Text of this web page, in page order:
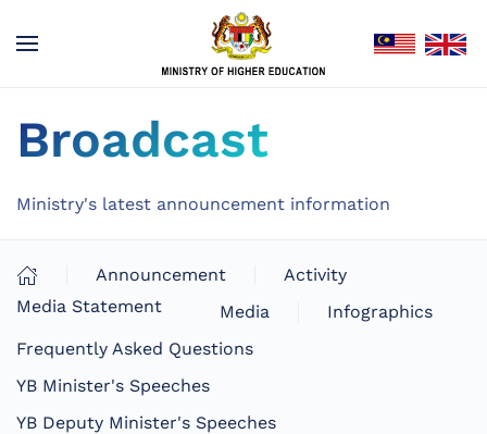
Broadcast
Ministry's latest announcement information
Announcement
Activity
Media Statement
Media
Infographics
Frequently Asked Questions
YB Minister's Speeches
YB Deputy Minister's Speeches